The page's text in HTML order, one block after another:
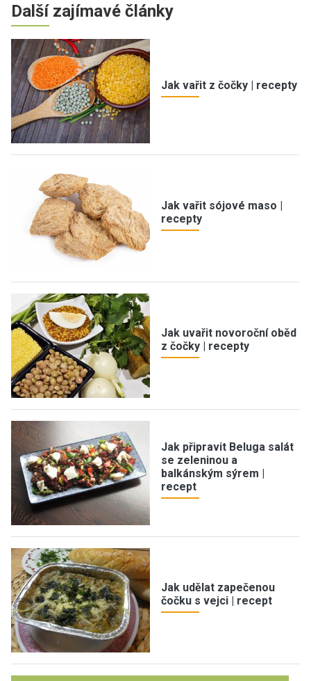
Další zajímavé články
Jak vařit z čočky | recepty
Jak vařit sójové maso |
recepty
Jak uvařit novoroční oběd
z čočky | recepty
Jak připravit Beluga salát
se zeleninou a
balkánským sýrem |
recept
Jak udělat zapečenou
čočku s vejci | recept